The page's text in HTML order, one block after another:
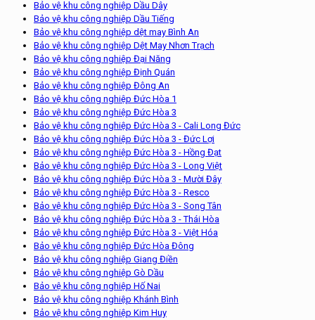
Bảo vệ khu công nghiệp Dầu Dây
Bảo vệ khu công nghiệp Dầu Tiếng
Bảo vệ khu công nghiệp dệt may Bình An
Bảo vệ khu công nghiệp Dệt May Nhơn Trạch
Bảo vệ khu công nghiệp Đại Năng
Bảo vệ khu công nghiệp Định Quán
Bảo vệ khu công nghiệp Đông An
Bảo vệ khu công nghiệp Đức Hòa 1
Bảo vệ khu công nghiệp Đức Hòa 3
Bảo vệ khu công nghiệp Đức Hòa 3 - Cali Long Đức
Bảo vệ khu công nghiệp Đức Hòa 3 - Đức Lợi
Bảo vệ khu công nghiệp Đức Hòa 3 - Hồng Đạt
Bảo vệ khu công nghiệp Đức Hòa 3 - Long Việt
Bảo vệ khu công nghiệp Đức Hòa 3 - Mười Đây
Bảo vệ khu công nghiệp Đức Hòa 3 - Resco
Bảo vệ khu công nghiệp Đức Hòa 3 - Song Tân
Bảo vệ khu công nghiệp Đức Hòa 3 - Thái Hòa
Bảo vệ khu công nghiệp Đức Hòa 3 - Việt Hóa
Bảo vệ khu công nghiệp Đức Hòa Đông
Bảo vệ khu công nghiệp Giang Điền
Bảo vệ khu công nghiệp Gò Dầu
Bảo vệ khu công nghiệp Hố Nai
Bảo vệ khu công nghiệp Khánh Bình
Bảo vệ khu công nghiệp Kim Huy